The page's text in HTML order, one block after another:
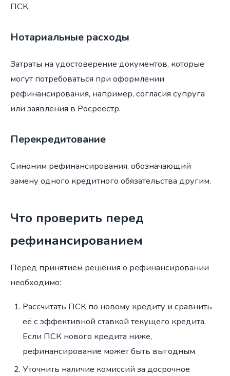
ПСК.
Нотариальные расходы
Затраты на удостоверение документов, которые
могут потребоваться при оформлении
рефинансирования, например, согласия супруга
или заявления в Росреестр.
Перекредитование
Синоним рефинансирования, обозначающий
замену одного кредитного обязательства другим.
Что проверить перед
рефинансированием
Перед принятием решения о рефинансировании
необходимо:
Рассчитать ПСК по новому кредиту и сравнить
её с эффективной ставкой текущего кредита.
Если ПСК нового кредита ниже,
рефинансирование может быть выгодным.
Уточнить наличие комиссий за досрочное